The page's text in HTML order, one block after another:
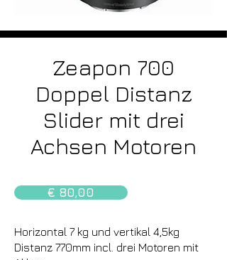
Zeapon 700
Doppel Distanz
Slider mit drei
Achsen Motoren
€ 80,00
Horizontal 7 kg und vertikal 4,5kg
Distanz 770mm incl. drei Motoren mit